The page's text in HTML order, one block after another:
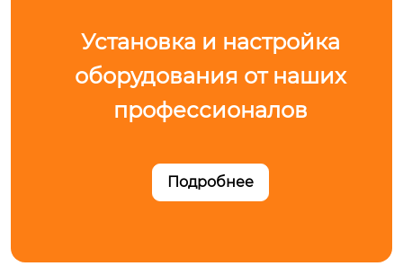
Установка и настройка
оборудования от наших
профессионалов
Подробнее